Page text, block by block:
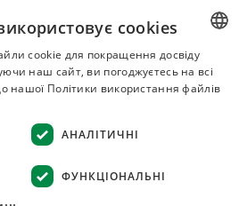
RUSSIAN
UKRAINIAN
cookies
cookie для покращення досвіду
наш сайт, ви погоджуєтесь на всі
нашої Політики використання файлів
АНАЛІТИЧНІ
ФУНКЦІОНАЛЬНІ